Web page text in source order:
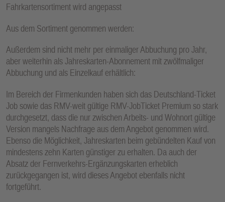
Fahrkartensortiment wird angepasst
Aus dem Sortiment genommen werden:
Außerdem sind nicht mehr per einmaliger Abbuchung pro Jahr,
aber weiterhin als Jahreskarten-Abonnement mit zwölfmaliger
Abbuchung und als Einzelkauf erhältlich:
Im Bereich der Firmenkunden haben sich das Deutschland-Ticket
Job sowie das RMV-weit gültige RMV-JobTicket Premium so stark
durchgesetzt, dass die nur zwischen Arbeits- und Wohnort gültige
Version mangels Nachfrage aus dem Angebot genommen wird.
Ebenso die Möglichkeit, Jahreskarten beim gebündelten Kauf von
mindestens zehn Karten günstiger zu erhalten. Da auch der
Absatz der Fernverkehrs-Ergänzungskarten erheblich
zurückgegangen ist, wird dieses Angebot ebenfalls nicht
fortgeführt.